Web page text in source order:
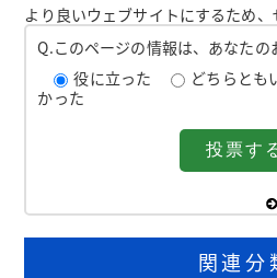
より良いウェブサイトにするため、
Q.このページの情報は、あなたの
役に立った
どちらとも
かった
関連分